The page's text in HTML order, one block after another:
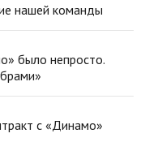
нашей команды
было непросто.
с «Динамо»